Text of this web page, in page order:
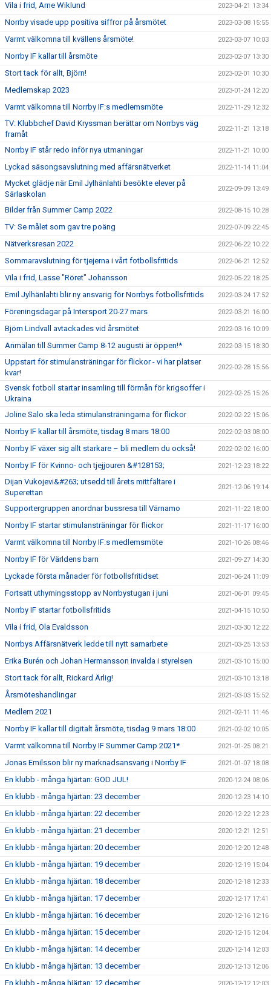
Vila i frid, Arne Wiklund 2023-04-21 13:34
Norrby visade upp positiva siffror på årsmötet 2023-03-08 15:55
Varmt välkomna till kvällens årsmöte! 2023-03-07 10:03
Norrby IF kallar till årsmöte 2023-02-07 13:30
Stort tack för allt, Björn! 2023-02-01 10:30
Medlemskap 2023 2023-01-24 12:20
Varmt välkomna till Norrby IF:s medlemsmöte 2022-11-29 12:32
TV: Klubbchef David Kryssman berättar om Norrbys väg
framåt
2022-11-21 13:18
Norrby IF står redo inför nya utmaningar 2022-11-21 10:00
Lyckad säsongsavslutning med affärsnätverket 2022-11-14 11:04
Mycket glädje när Emil Jylhänlahti besökte elever på
Särlaskolan
2022-09-09 13:49
Bilder från Summer Camp 2022 2022-08-15 10:28
TV: Se målet som gav tre poäng 2022-07-09 22:45
Nätverksresan 2022 2022-06-22 10:22
Sommaravslutning för tjejerna i vårt fotbollsfritids 2022-06-21 12:52
Vila i frid, Lasse "Röret" Johansson 2022-05-22 18:25
Emil Jylhänlahti blir ny ansvarig för Norrbys fotbollsfritids 2022-03-24 17:52
Föreningsdagar på Intersport 20-27 mars 2022-03-21 16:00
Björn Lindvall avtackades vid årsmötet 2022-03-16 10:09
Anmälan till Summer Camp 8-12 augusti är öppen!* 2022-03-15 18:30
Uppstart för stimulansträningar för flickor - vi har platser
kvar!
2022-02-28 15:56
Svensk fotboll startar insamling till förmån för krigsoffer i
Ukraina
2022-02-25 15:26
Joline Salo ska leda stimulansträningarna för flickor 2022-02-22 15:06
Norrby IF kallar till årsmöte, tisdag 8 mars 18:00 2022-02-03 08:00
Norrby IF växer sig allt starkare – bli medlem du också! 2022-02-02 16:00
Norrby IF för Kvinno- och tjejjouren &#128153; 2021-12-23 18:22
Dijan Vukojevi&#263; utsedd till årets mittfältare i
Superettan
2021-12-06 19:14
Supportergruppen anordnar bussresa till Värnamo 2021-11-22 18:00
Norrby IF startar stimulansträningar för flickor 2021-11-17 16:00
Varmt välkomna till Norrby IF:s medlemsmöte 2021-10-26 08:46
Norrby IF för Världens barn 2021-09-27 14:30
Lyckade första månader för fotbollsfritidset 2021-06-24 11:09
Fortsatt uthyrningsstopp av Norrbystugan i juni 2021-06-01 09:45
Norrby IF startar fotbollsfritids 2021-04-15 10:50
Vila i frid, Ola Evaldsson 2021-03-30 12:22
Norrbys Affärsnätverk ledde till nytt samarbete 2021-03-25 13:53
Erika Burén och Johan Hermansson invalda i styrelsen 2021-03-10 15:00
Stort tack för allt, Rickard Ärlig! 2021-03-10 13:18
Årsmöteshandlingar 2021-03-03 15:52
Medlem 2021 2021-02-11 11:46
Norrby IF kallar till digitalt årsmöte, tisdag 9 mars 18:00 2021-02-02 10:05
Varmt välkomna till Norrby IF Summer Camp 2021* 2021-01-25 08:21
Jonas Emilsson blir ny marknadsansvarig i Norrby IF 2021-01-07 18:08
En klubb - många hjärtan: GOD JUL! 2020-12-24 08:06
En klubb - många hjärtan: 23 december 2020-12-23 14:10
En klubb - många hjärtan: 22 december 2020-12-22 12:23
En klubb - många hjärtan: 21 december 2020-12-21 12:51
En klubb - många hjärtan: 20 december 2020-12-20 12:48
En klubb - många hjärtan: 19 december 2020-12-19 15:04
En klubb - många hjärtan: 18 december 2020-12-18 12:33
En klubb - många hjärtan: 17 december 2020-12-17 17:41
En klubb - många hjärtan: 16 december 2020-12-16 12:16
En klubb - många hjärtan: 15 december 2020-12-15 12:04
En klubb - många hjärtan: 14 december 2020-12-14 12:03
En klubb - många hjärtan: 13 december 2020-12-13 12:06
En klubb - många hjärtan: 12 december